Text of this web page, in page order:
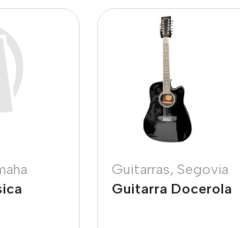
Guitarras, Segovia
Guitarra Docerola